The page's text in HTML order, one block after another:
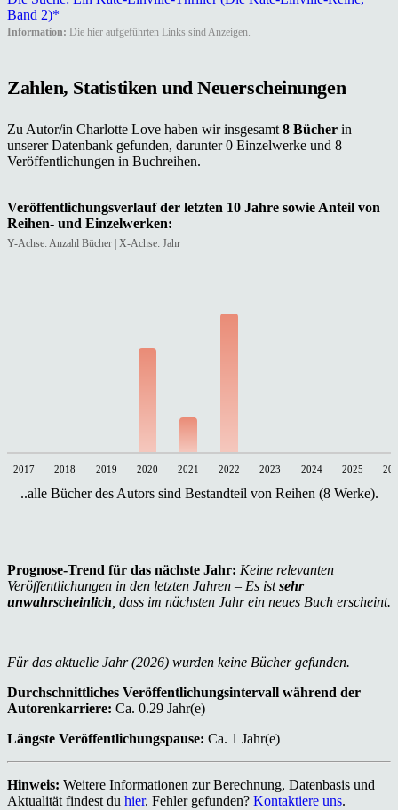
Band 2)*
Information: Die hier aufgeführten Links sind Anzeigen.
Zahlen, Statistiken und Neuerscheinungen
Zu Autor/in Charlotte Love haben wir insgesamt 8 Bücher in
unserer Datenbank gefunden, darunter 0 Einzelwerke und 8
Veröffentlichungen in Buchreihen.
Veröffentlichungsverlauf der letzten 10 Jahre sowie Anteil von
Reihen- und Einzelwerken:
Y-Achse: Anzahl Bücher | X-Achse: Jahr
2017 2018 2019 2020 2021 2022 2023 2024 2025
..alle Bücher des Autors sind Bestandteil von Reihen (8 Werke).
Prognose-Trend für das nächste Jahr: Keine relevanten
Veröffentlichungen in den letzten Jahren – Es istsehr
unwahrscheinlich , dass im nächsten Jahr ein neues Buch erscheint.
Für das aktuelle Jahr (2026) wurden keine Bücher gefunden.
Durchschnittliches Veröffentlichungsintervall während der
Autorenkarriere: Ca. 0.29 Jahr(e)
Längste Veröffentlichungspause: Ca. 1 Jahr(e)
Hinweis: Weitere Informationen zur Berechnung, Datenbasis und
Aktualität findest du hier. Fehler gefunden? Kontaktiere uns.